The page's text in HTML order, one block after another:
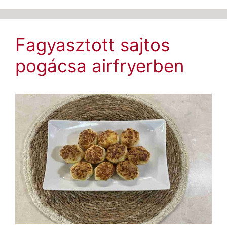
Fagyasztott sajtos
pogácsa airfryerben